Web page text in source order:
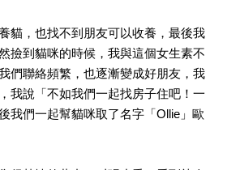
貓，也找不到朋友可以收養，最後我
撿到貓咪的時候，我與這個女生素不
們聯絡頻繁，也逐漸變成好朋友，我
我說「不如我們一起找房子住吧！一
我們一起幫貓咪取了名字「Ollie」歐